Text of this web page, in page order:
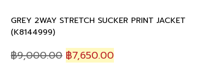
GREY 2WAY STRETCH SUCKER PRINT JACKET
(K8144999)
฿9,000.00 Original
฿7,650.00